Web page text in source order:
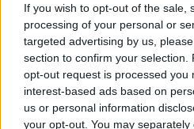
If you wish to opt-out of the sale,
processing of your personal or
targeted advertising by us,
section to confirm your selection.
opt-out request is processed you
interest-based ads based on
us or personal information
your opt-out. You may
Βόρεια Κορέα: Σούπα με κρέας
κρατικά ΜΜΕ ως διέξοδο στον
Εθνικό Ίδρυμα «Ελευθέριος Κ.
Αμερικής: Δημιουργεί το